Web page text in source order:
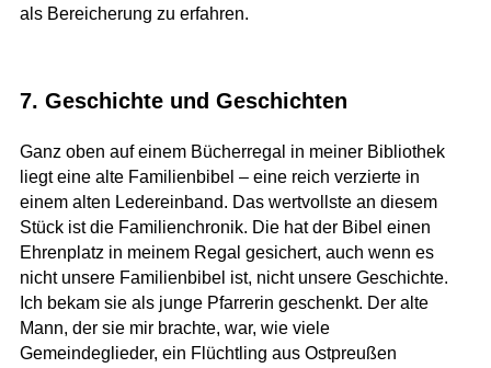
als Bereicherung zu erfahren.
7. Geschichte und Geschichten
Ganz oben auf einem Bücherregal in meiner Bibliothek
liegt eine alte Familienbibel – eine reich verzierte in
einem alten Ledereinband. Das wertvollste an diesem
Stück ist die Familienchronik. Die hat der Bibel einen
Ehrenplatz in meinem Regal gesichert, auch wenn es
nicht unsere Familienbibel ist, nicht unsere Geschichte.
Ich bekam sie als junge Pfarrerin geschenkt. Der alte
Mann, der sie mir brachte, war, wie viele
Gemeindeglieder, ein Flüchtling aus Ostpreußen